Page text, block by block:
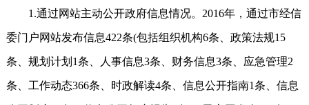
1.通过网站主动公开政府信息情况。2016年，通过市经信
委门户网站发布信息422条(包括组织机构6条、政策法规15
条、规划计划1条、人事信息3条、财务信息3条、应急管理2
条、工作动态366条、时政解读4条、信息公开指南1条、信息